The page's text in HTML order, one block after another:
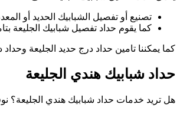
تصنيع أو تفصيل الشبابيك الحديد أو
كما يقوم حداد تفصيل شبابيك الجليعة
كما يمكننا تامين حداد درج حديد الجليعة
حداد شبابيك هندي الجليعة
هل تريد خدمات حداد شبابيك هندي الجليعة؟